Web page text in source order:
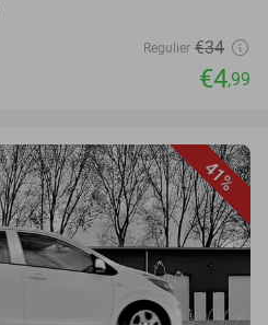
Regulier €34
€4,99
41%